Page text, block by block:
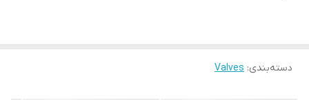
دسته‌بندی:
Valves